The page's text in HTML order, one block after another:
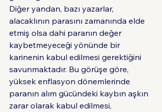
Diğer yandan, bazı yazarlar,
alacaklının parasını zamanında elde
etmiş olsa dahi paranın değer
kaybetmeyeceği yönünde bir
karinenin kabul edilmesi gerektiğini
savunmaktadır. Bu görüşe göre,
yüksek enflasyon dönemlerinde
paranın alım gücündeki kaybın aşkın
zarar olarak kabul edilmesi,